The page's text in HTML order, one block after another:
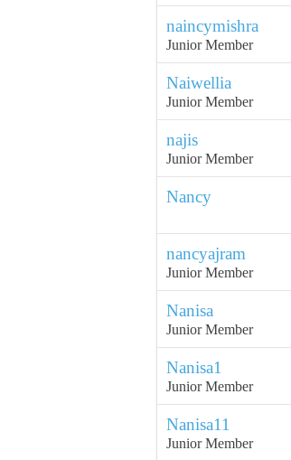
naincymishra
Junior Member
Naiwellia
Junior Member
najis
Junior Member
Nancy
nancyajram
Junior Member
Nanisa
Junior Member
Nanisa1
Junior Member
Nanisa11
Junior Member